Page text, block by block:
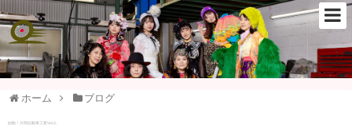
ホーム ブログ
始動！片岡自動車工業Vol.3。